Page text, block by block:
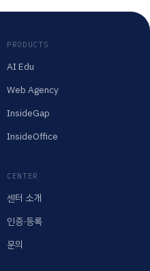
PRODUCTS
AI Edu
Web Agency
InsideGap
InsideOffice
CENTER
센터 소개
인증·등록
문의